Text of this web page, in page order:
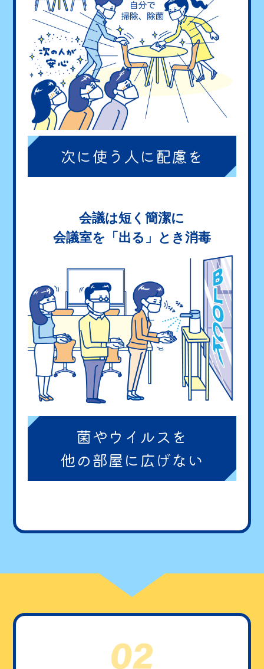
次に使う人に配慮を
会議は短く簡潔に
会議室を「出る」とき消毒
菌やウイルスを
他の部屋に広げない